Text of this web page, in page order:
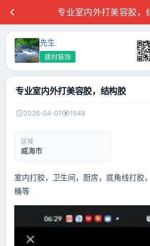
专业室内外打美容胶，
先生
建材装饰
专业室内外打美容胶，结构胶
2026-04-07 1548
区域
威海市
室内打胶，卫生间，厨房，底角线打胶
桶等